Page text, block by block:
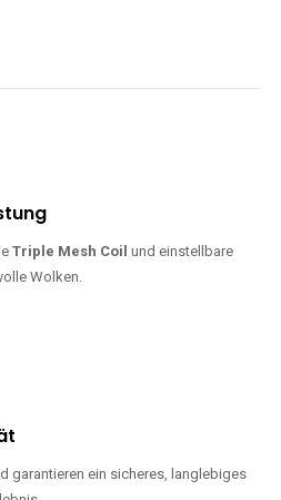
Triple Mesh Coil und einstellbare
Wolken.
garantieren ein sicheres, langlebiges